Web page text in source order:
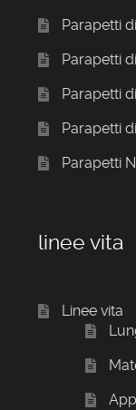
Parapetti
Parapetti
Parapetti
Parapetti
Parapetti
linee vita
Linee vita